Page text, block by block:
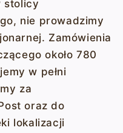
stolicy
nie prowadzimy
Zamówienia
około 780
w pełni
za
oraz do
lokalizacji